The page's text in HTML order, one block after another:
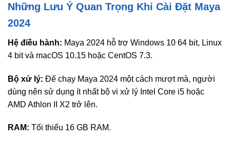
Những Lưu Ý Quan Trọng Khi Cài Đặt Maya
2024
Hệ điều hành: Maya 2024 hỗ trợ Windows 10 64 bit, Linux
4 bit và macOS 10.15 hoặc CentOS 7.3.
Bộ xử lý: Để chạy Maya 2024 một cách mượt mà, người
dùng nên sử dụng ít nhất bộ vi xử lý Intel Core i5 hoặc
AMD Athlon II X2 trở lên.
RAM: Tối thiểu 16 GB RAM.